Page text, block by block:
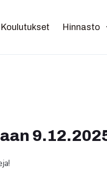
Koulutukset Hinnasto